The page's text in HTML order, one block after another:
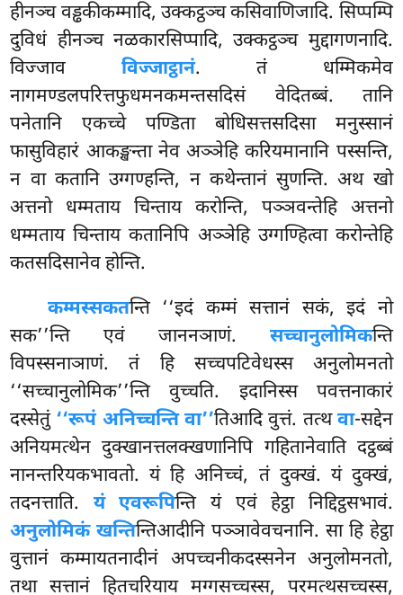
हीनञ्च वड्ढकीकम्मादि, उक्कट्ठञ्च कसिवाणिजादि. सिप्पम्पि
दुविधं हीनञ्च नळकारसिप्पादि, उक्कट्ठञ्च मुद्दागणनादि.
विज्जावविज्जाट्ठानं. तं धम्मिकमेव
नागमण्डलपरित्तफुधमनकमन्तसदिसं वेदितब्बं. तानि
पनेतानि एकच्चे पण्डिता बोधिसत्तसदिसा मनुस्सानं
फासुविहारं आकङ्खन्ता नेव अञ्ञेहि करियमानानि पस्सन्ति,
न वा कतानि उग्गण्हन्ति, न कथेन्तानं सुणन्ति. अथ खो
अत्तनो धम्मताय चिन्ताय करोन्ति, पञ्ञवन्तेहि अत्तनो
धम्मताय चिन्ताय कतानिपि अञ्ञेहि उग्गण्हित्वा करोन्तेहि
कतसदिसानेव होन्ति.
कम्मस्सकतन्ति ‘‘इदं कम्मं सत्तानं सकं, इदं नो
सक’’न्ति एवं जाननञाणं. सच्चानुलोमिकन्ति
विपस्सनाञाणं. तं हि सच्चपटिवेधस्स अनुलोमनतो
‘‘सच्चानुलोमिक’’न्ति वुच्चति. इदानिस्स पवत्तनाकारं
दस्सेतुं ‘‘रूपं अनिच्चन्ति वा’’तिआदि वुत्तं. तत्थवा-सद्देन
अनियमत्थेन दुक्खानत्तलक्खणानिपि गहितानेवाति दट्ठब्बं
नानन्तरियकभावतो. यं हि अनिच्चं, तं दुक्खं. यं दुक्खं,
तदनत्ताति. यं एवरूपिन्ति यं एवं हेट्ठा निद्दिट्ठसभावं.
अनुलोमिकं खन्तिन्तिआदीनि पञ्ञावेवचनानि. सा हि हेट्ठा
वुत्तानं कम्मायतनादीनं अपच्चनीकदस्सनेन अनुलोमनतो,
तथा सत्तानं हितचरियाय मग्गसच्चस्स, परमत्थसच्चस्स,